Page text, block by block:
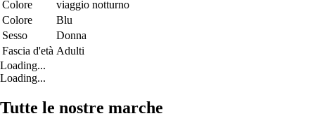
Colore
viaggio notturno
Colore
Blu
Sesso
Donna
Fascia d'età Adulti
Loading...
Loading...
Tutte le nostre marche